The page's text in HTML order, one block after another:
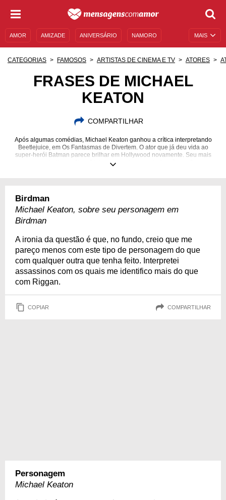
MAIS
AMOR AMIZADE ANIVERSÁRIO NAMORO
MENSAGENS DE ANIVERSÁRIO
CATEGORIAS FAMOSOS ARTISTAS DE CINEMA E TV ATORES
FRASES DE MICHAEL
KEATON
COMPARTILHAR
Após algumas comédias, Michael Keaton ganhou a crítica interpretando
Beetlejuice, em Os Fantasmas de Divertem. O ator que já deu vida ao
super-herói Batman parece brilhar em Hollywood novamente. Seu mais
recente trabalho - o filme Birdman - rendeu uma indicação ao Oscar.
Birdman
Michael Keaton, sobre seu personagem em
Birdman
A ironia da questão é que, no fundo, creio que me
pareço menos com este tipo de personagem do que
com qualquer outra que tenha feito. Interpretei
assassinos com os quais me identifico mais do que
com Riggan.
COPIAR COMPARTILHAR
Personagem
Michael Keaton